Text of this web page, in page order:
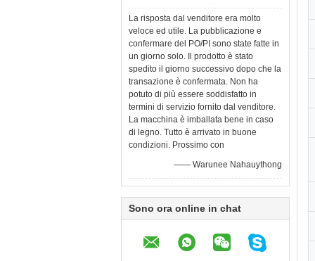
La risposta dal venditore era molto
veloce ed utile. La pubblicazione e
confermare del PO/PI sono state fatte in
un giorno solo. Il prodotto è stato
spedito il giorno successivo dopo che la
transazione è confermata. Non ha
potuto di più essere soddisfatto in
termini di servizio fornito dal venditore.
La macchina è imballata bene in caso
di legno. Tutto è arrivato in buone
condizioni. Prossimo con
—— Warunee Nahauythong
Sono ora online in chat